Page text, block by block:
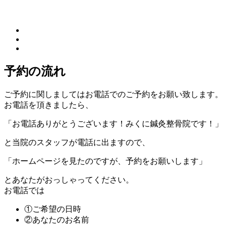
予約の流れ
ご予約に関しましてはお電話でのご予約をお願い致します。
お電話を頂きましたら、
「お電話ありがとうございます！みくに鍼灸整骨院です！」
と当院のスタッフが電話に出ますので、
「ホームページを見たのですが、予約をお願いします」
とあなたがおっしゃってください。
お電話では
①ご希望の日時
②あなたのお名前